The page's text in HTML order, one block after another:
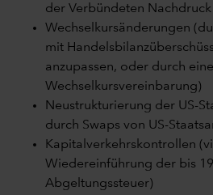
der Verbündeten
Wechselkursänderungen
mit
anzupassen, oder durch
Wechselkursvereinbarung)
Neustrukturierung der US-
durch Swaps von US-
Kapitalverkehrskontrollen
Wiedereinführung der bis
Abgeltungssteuer)